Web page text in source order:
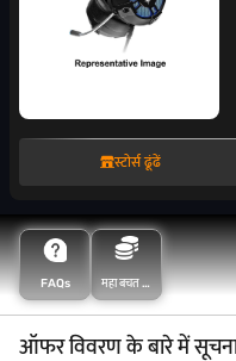
स्टोर्स ढूंढें
FAQs
महा बचत के
साथ अधिक
ऑफर विवरण के बारे में सूचना